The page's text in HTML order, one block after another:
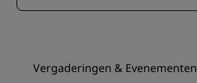
Vergaderingen & Evenementen